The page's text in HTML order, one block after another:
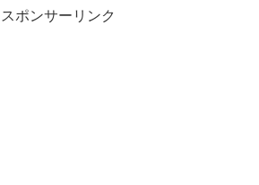
スポンサーリンク